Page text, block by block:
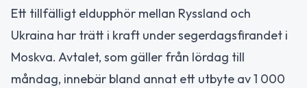
Ett tillfälligt eldupphör mellan Ryssland och
Ukraina har trätt i kraft under segerdagsfirandet i
Moskva. Avtalet, som gäller från lördag till
måndag, innebär bland annat ett utbyte av 1 000